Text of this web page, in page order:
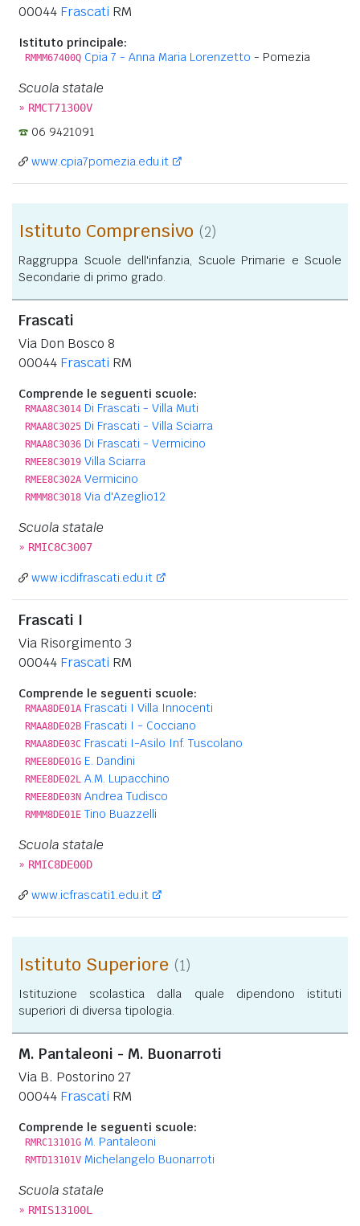
00044 Frascati RM
Istituto principale:
RMMM67400Q Cpia 7 - Anna Maria Lorenzetto - Pomezia
Scuola statale
» RMCT71300V
06 9421091
www.cpia7pomezia.edu.it
Istituto Comprensivo (2)
Raggruppa Scuole dell'infanzia, Scuole Primarie e Scuole
Secondarie di primo grado.
Frascati
Via Don Bosco 8
00044 Frascati RM
Comprende le seguenti scuole:
RMAA8C3014 Di Frascati - Villa Muti
RMAA8C3025 Di Frascati - Villa Sciarra
RMAA8C3036 Di Frascati - Vermicino
RMEE8C3019 Villa Sciarra
RMEE8C302A Vermicino
RMMM8C3018 Via d'Azeglio12
Scuola statale
» RMIC8C3007
www.icdifrascati.edu.it
Frascati I
Via Risorgimento 3
00044 Frascati RM
Comprende le seguenti scuole:
RMAA8DE01A Frascati I Villa Innocenti
RMAA8DE02B Frascati I - Cocciano
RMAA8DE03C Frascati I-Asilo Inf. Tuscolano
RMEE8DE01G E. Dandini
RMEE8DE02L A.M. Lupacchino
RMEE8DE03N Andrea Tudisco
RMMM8DE01E Tino Buazzelli
Scuola statale
» RMIC8DE00D
www.icfrascati1.edu.it
Istituto Superiore (1)
Istituzione scolastica dalla quale dipendono istituti
superiori di diversa tipologia.
M. Pantaleoni - M. Buonarroti
Via B. Postorino 27
00044 Frascati RM
Comprende le seguenti scuole:
RMRC13101G M. Pantaleoni
RMTD13101V Michelangelo Buonarroti
Scuola statale
» RMIS13100L